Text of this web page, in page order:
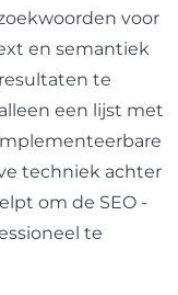
voor
en semantiek
te
een lijst met
techniek achter
om de SEO -
te